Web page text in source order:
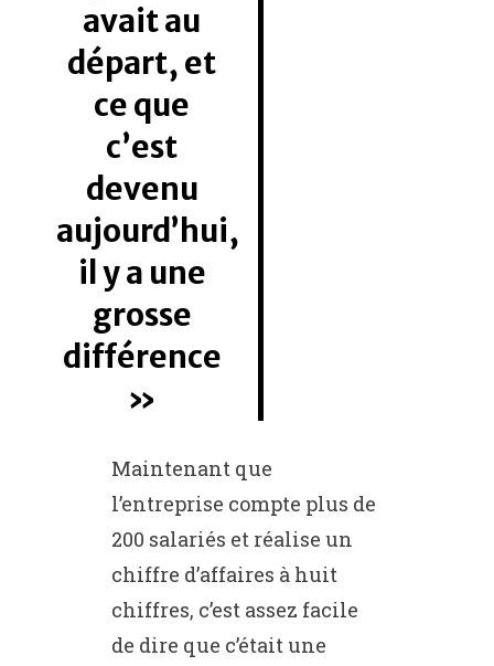
avait au
départ, et
ce que
c’est
devenu
aujourd’hui,
il y a une
grosse
différence
Maintenant que
l’entreprise compte plus de
200 salariés et réalise un
chiffre d’affaires à huit
chiffres, c’est assez facile
de dire que c’était une